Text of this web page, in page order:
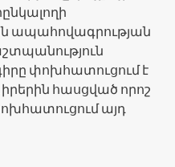
փոխհատուցում է
հասցված որոշ
այդ